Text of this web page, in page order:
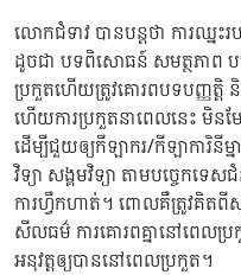
លោកជំទាវ បានបន្តថា ការឈ្នះ
ដូចជា បទពិសោធន៍ សមត្ថភាព បច្
ប្រកួតហើយត្រូវគោរពបទបញ្ញត្
ហើយការប្រកួតនាពេលនេះ មិនម
ដើម្បីជួយឲ្យកីឡាករ/កីឡាការិនីម្ន
វិទ្យា សង្គមវិទ្យា តាមបច្ចេកទ
ការហ្វឹកហាត់។ ពោលគឺត្រូវគិតពី
សីលធម៌ ការគោរពគ្នានៅពេលប្រ
អនុវត្តឲ្យបាននៅពេលប្រកួត។